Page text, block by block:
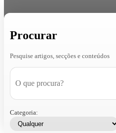
Procurar
Pesquise artigos, secções e conteúdos
Categoria: